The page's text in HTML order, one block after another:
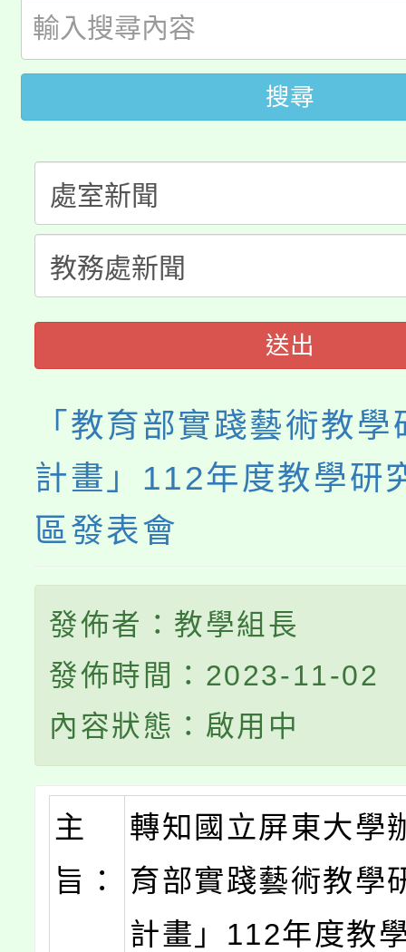
局官網。
開!
115年桃園市運動會8/
田徑場及游泳池舉行。
桃園市低收入戶享有免
半價優惠，詳情可洽有
者。
份教師增能研習
大溪自造教育及科技中
份教師研習
淨零綠生活教案入校路
會
搜尋
送出
「教育部實踐藝術教
計畫」112年度教學研
區發表會
發佈者：教學組長
發佈時間：2023-11-02
內容狀態：啟用中
主
旨：
轉知國立屏東大學
育部實踐藝術教學
計畫」112年度教